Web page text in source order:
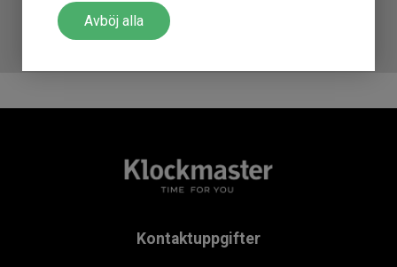
Avböj alla
funnits sedan 1972 på den Svenska marknaden!
Kontaktuppgifter